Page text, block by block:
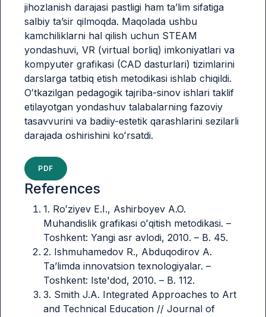
jihozlanish darajasi pastligi ham ta’lim sifatiga
salbiy ta’sir qilmoqda. Maqolada ushbu
kamchiliklarni hal qilish uchun STEAM
yondashuvi, VR (virtual borliq) imkoniyatlari va
kompyuter grafikasi (CAD dasturlari) tizimlarini
darslarga tatbiq etish metodikasi ishlab chiqildi.
Oʻtkazilgan pedagogik tajriba-sinov ishlari taklif
etilayotgan yondashuv talabalarning fazoviy
tasavvurini va badiiy-estetik qarashlarini sezilarli
darajada oshirishini koʻrsatdi.
PDF
References
1. Roʻziyev E.I., Ashirboyev A.O.
Muhandislik grafikasi oʻqitish metodikasi. –
Toshkent: Yangi asr avlodi, 2010. – B. 45.
2. Ishmuhamedov R., Abduqodirov A.
Ta’limda innovatsion texnologiyalar. –
Toshkent: Iste'dod, 2010. – B. 112.
3. Smith J.A. Integrated Approaches to Art
and Technical Education // Journal of